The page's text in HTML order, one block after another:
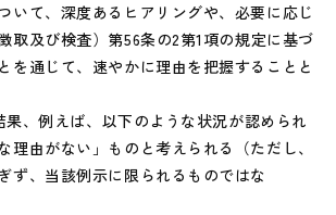
いて、深度あるヒアリングや、必要に応じ
取及び検査）第56条の2第1項の規定に基づ
を通じて、速やかに理由を把握することと
、例えば、以下のような状況が認められ
理由がない」ものと考えられる（ただし、
ず、当該例示に限られるものではな